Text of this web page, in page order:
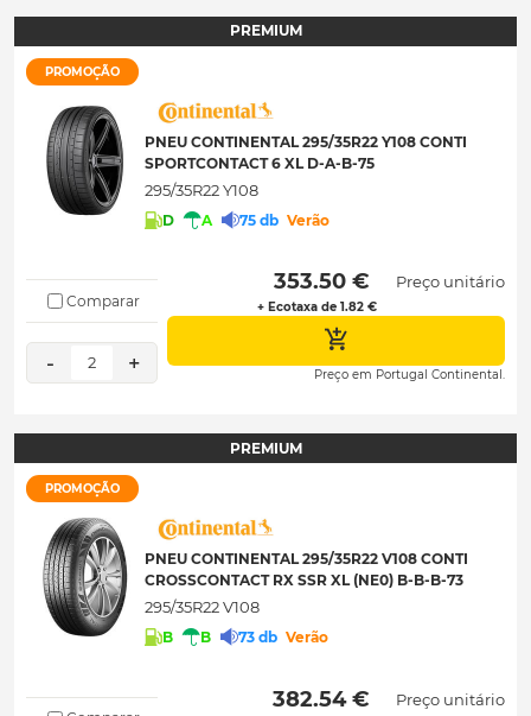
PREMIUM
PROMOÇÃO
PNEU CONTINENTAL 295/35R22 Y108 CONTI
SPORTCONTACT 6 XL D-A-B-75
295/35R22 Y108
D A 75 db Verão
Comparar
- 2 +
353.50 €
+ Ecotaxa de 1.82 €
Preço unitário
Preço em Portugal Continental.
PREMIUM
PROMOÇÃO
PNEU CONTINENTAL 295/35R22 V108 CONTI
CROSSCONTACT RX SSR XL (NE0) B-B-B-73
295/35R22 V108
B B 73 db Verão
382.54 € Preço unitário